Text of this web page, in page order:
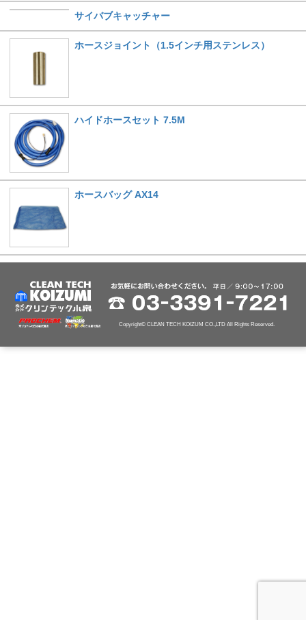
サイバブキャッチャー
ホースジョイント（1.5インチ用ステンレス）
ハイドホースセット 7.5M
ホースバッグ AX14
Copyright© CLEAN TECH KOIZUM CO.,LTD All Rights Reserved.